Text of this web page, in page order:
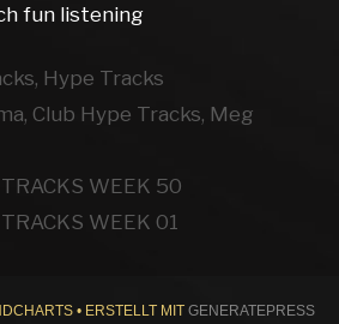
fun listening
, Hype Tracks
, Club Hype Tracks, Meg
WEEK 50
WEEK 01
• ERSTELLT MIT GENERATEPRESS